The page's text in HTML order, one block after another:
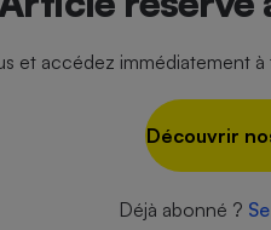
et accédez immédiatement
Découvrir
Déjà abonné ?